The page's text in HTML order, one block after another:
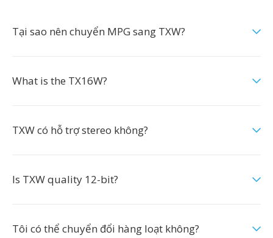
Tại sao nên chuyển MPG sang TXW?
What is the TX16W?
TXW có hỗ trợ stereo không?
Is TXW quality 12-bit?
Tôi có thể chuyển đổi hàng loạt không?